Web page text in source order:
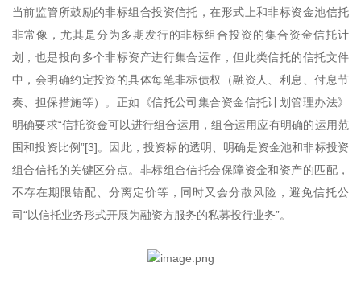
当前监管所鼓励的非标组合投资信托，在形式上和非标资金池信托
非常像，尤其是分为多期发行的非标组合投资的集合资金信托计
划，也是投向多个非标资产进行集合运作，但此类信托的信托文件
中，会明确约定投资的具体每笔非标债权（融资人、利息、付息节
奏、担保措施等）。正如《信托公司集合资金信托计划管理办法》
明确要求“信托资金可以进行组合运用，组合运用应有明确的运用范
围和投资比例”[3]。因此，投资标的透明、明确是资金池和非标投资
组合信托的关键区分点。非标组合信托会保障资金和资产的匹配，
不存在期限错配、分离定价等，同时又会分散风险，避免信托公
司“以信托业务形式开展为融资方服务的私募投行业务”。